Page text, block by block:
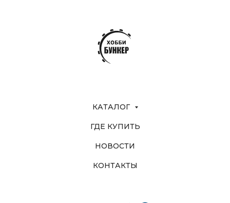
КАТАЛОГ
ГДЕ КУПИТЬ
НОВОСТИ
КОНТАКТЫ